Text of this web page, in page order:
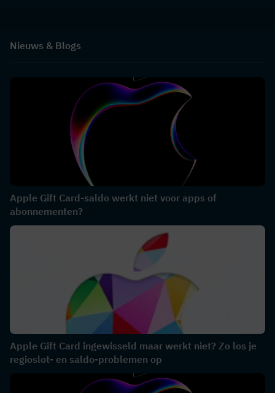
Nieuws & Blogs
Apple Gift Card-saldo werkt niet voor apps of
abonnementen?
Apple Gift Card ingewisseld maar werkt niet? Zo los je
regioslot- en saldo-problemen op